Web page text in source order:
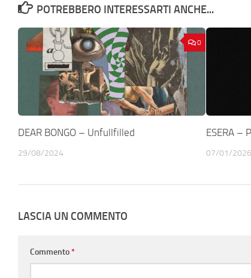
POTREBBERO INTERESSARTI ANCHE...
0
DEAR BONGO – Unfullfilled
29/08/2024
ESERA –
07/01/2026
LASCIA UN COMMENTO
Commento*